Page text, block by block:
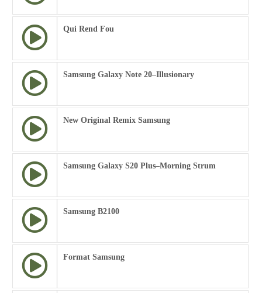
Qui Rend Fou
Samsung Galaxy Note 20–Illusionary
New Original Remix Samsung
Samsung Galaxy S20 Plus–Morning Strum
Samsung B2100
Format Samsung